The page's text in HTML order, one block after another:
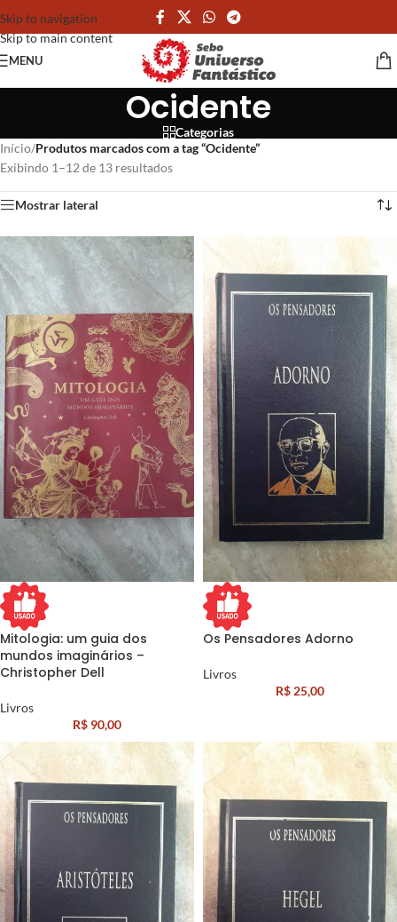
Skip to navigation
Skip to main content
MENU
Ocidente
Categorias
Início/Produtos marcados com a tag “Ocidente”
Exibindo 1–12 de 13 resultados
Mostrar lateral
Mitologia: um guia dos
mundos imaginários –
Christopher Dell
Livros
R$ 90,00
Os Pensadores Adorno
Livros
R$ 25,00